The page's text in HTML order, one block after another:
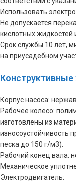
Использовать
Не допускается
кислотных жидкостей
Срок службы 10 лет,
на приусадебном
Конструктивные
Корпус насоса:
Рабочее колесо:
изготовлены из
износоустойчивость
песка до 150 г/м3).
Рабочий конец вала:
Механическое
Электродвигатель: